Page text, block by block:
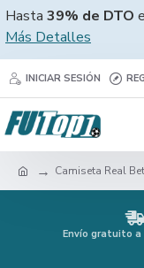
Hasta 39% de DTO
Más Detalles
INICIAR SESIÓN
Camiseta Real
Envío gratuito a